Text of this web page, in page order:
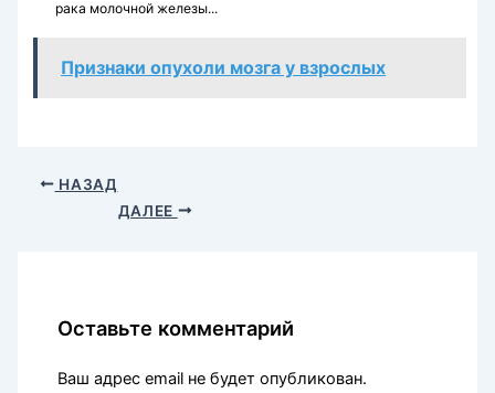
рака молочной железы...
Признаки опухоли мозга у взрослых
НАЗАД
ДАЛЕЕ
Оставьте комментарий
Ваш адрес email не будет опубликован.